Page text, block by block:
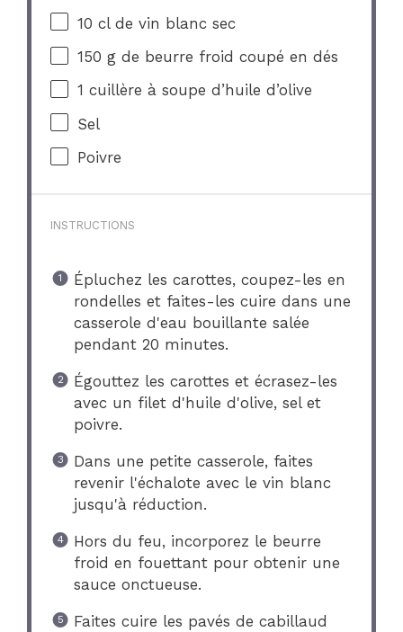
10 cl de vin blanc sec
150 g de beurre froid coupé en dés
1 cuillère à soupe d’huile d’olive
Sel
Poivre
INSTRUCTIONS
Épluchez les carottes, coupez-les en
rondelles et faites-les cuire dans une
casserole d'eau bouillante salée
pendant 20 minutes.
Égouttez les carottes et écrasez-les
avec un filet d'huile d'olive, sel et
poivre.
Dans une petite casserole, faites
revenir l'échalote avec le vin blanc
jusqu'à réduction.
Hors du feu, incorporez le beurre
froid en fouettant pour obtenir une
sauce onctueuse.
Faites cuire les pavés de cabillaud